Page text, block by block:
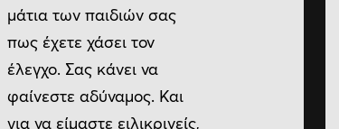
μάτια των παιδιών σας
πως έχετε χάσει τον
έλεγχο. Σας κάνει να
φαίνεστε αδύναμος. Και
για να είμαστε ειλικρινείς,